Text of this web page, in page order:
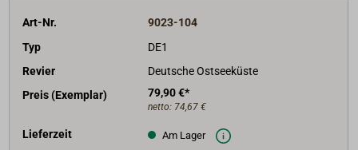
Art-Nr.
9023-104
Typ
DE1
Revier
Deutsche Ostseeküste
Preis (Exemplar)
79,90 €*
netto: 74,67 €
Lieferzeit Am Lager